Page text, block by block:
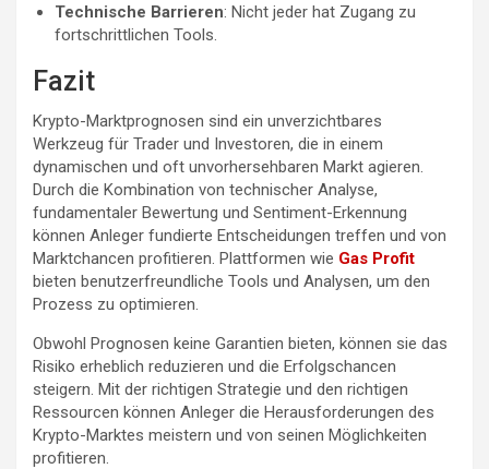
Technische Barrieren: Nicht jeder hat Zugang zu
fortschrittlichen Tools.
Fazit
Krypto-Marktprognosen sind ein unverzichtbares
Werkzeug für Trader und Investoren, die in einem
dynamischen und oft unvorhersehbaren Markt agieren.
Durch die Kombination von technischer Analyse,
fundamentaler Bewertung und Sentiment-Erkennung
können Anleger fundierte Entscheidungen treffen und von
Marktchancen profitieren. Plattformen wie Gas Profit
bieten benutzerfreundliche Tools und Analysen, um den
Prozess zu optimieren.
Obwohl Prognosen keine Garantien bieten, können sie das
Risiko erheblich reduzieren und die Erfolgschancen
steigern. Mit der richtigen Strategie und den richtigen
Ressourcen können Anleger die Herausforderungen des
Krypto-Marktes meistern und von seinen Möglichkeiten
profitieren.